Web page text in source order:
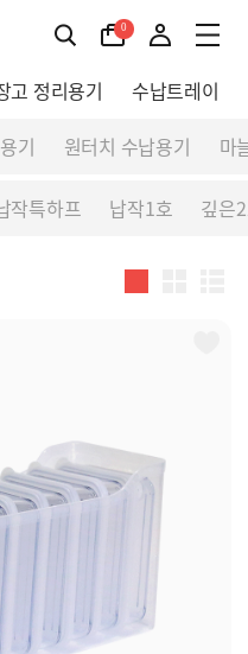
0
고 정리용기 수납트레이
기 원터치 수납용기 마
작특하프 납작1호 깊은